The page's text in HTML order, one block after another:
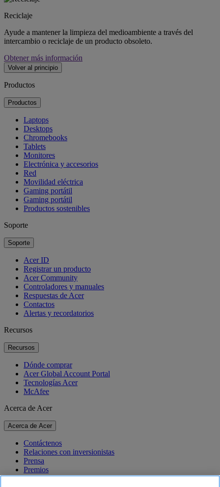
Reciclaje
Ayude a mantener la limpieza del medioambiente a través del
intercambio o reciclaje de un producto obsoleto.
Obtener más información
Volver al principio
Productos
Productos
Laptops
Desktops
Chromebooks
Tablets
Monitores
Electrónica y accesorios
Red
Movilidad eléctrica
Gaming portátil
Gaming portátil
Productos sostenibles
Soporte
Soporte
Acer ID
Registrar un producto
Acer Community
Controladores y manuales
Respuestas de Acer
Contactos
Alertas y recordatorios
Recursos
Recursos
Dónde comprar
Acer Global Account Portal
Tecnologías Acer
McAfee
Acerca de Acer
Acerca de Acer
Contáctenos
Relaciones con inversionistas
Prensa
Premios
Eventos